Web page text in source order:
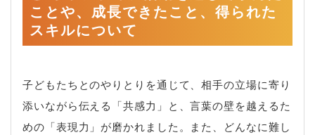
ことや、成長できたこと、得られた
スキルについて
子どもたちとのやりとりを通じて、相手の立場に寄り
添いながら伝える「共感力」と、言葉の壁を越えるた
めの「表現力」が磨かれました。また、どんなに難し